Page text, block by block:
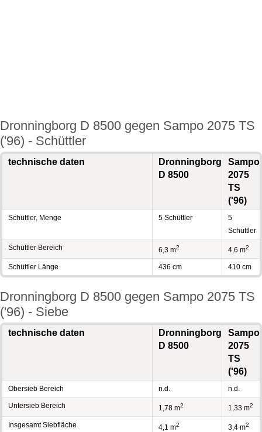
Dronningborg D 8500 gegen Sampo 2075 TS
('96) - Schüttler
technische daten
Dronningborg
D 8500
Sampo
2075
TS
('96)
Schüttler, Menge 5 Schüttler
5
Schüttler
Schüttler Bereich 6,3 m2 4,6 m2
Schüttler Länge 436 cm 410 cm
Dronningborg D 8500 gegen Sampo 2075 TS
('96) - Siebe
technische daten
Dronningborg
D 8500
Sampo
2075
TS
('96)
Obersieb Bereich n.d. n.d.
Untersieb Bereich 1,78 m2 1,33 m2
Insgesamt Siebfläche
4,1 m2 3,4 m2